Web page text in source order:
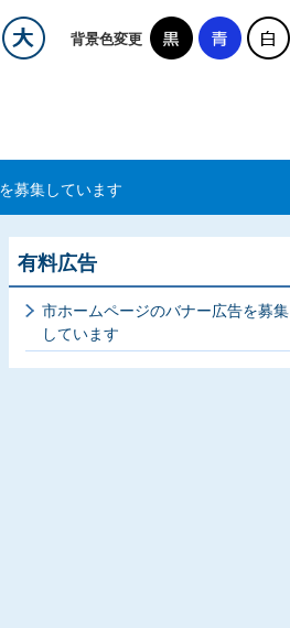
背景色変更
募集しています
有料広告
市ホームページのバナー広告を募集
しています